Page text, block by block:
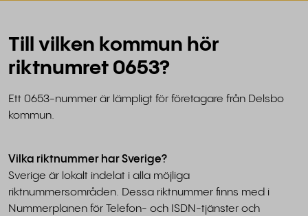
Till vilken kommun hör
riktnumret 0653?
Ett 0653-nummer är lämpligt för företagare från Delsbo
kommun.
Vilka riktnummer har Sverige?
Sverige är lokalt indelat i alla möjliga
riktnummersområden. Dessa riktnummer finns med i
Nummerplanen för Telefon- och ISDN-tjänster och